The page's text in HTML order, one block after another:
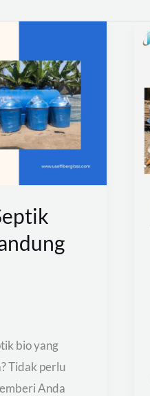
bio yang
Tidak perlu
Anda